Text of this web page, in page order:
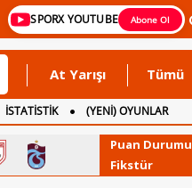
SPORX YOUTUBE Abone Ol
At Yarışı Tümü
İSTATİSTİK
(YENİ) OYUNLAR
Puan Durumu
Fikstür